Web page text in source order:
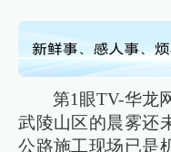
第1眼TV-华龙
武陵山区的晨雾还
公路施工现场已是